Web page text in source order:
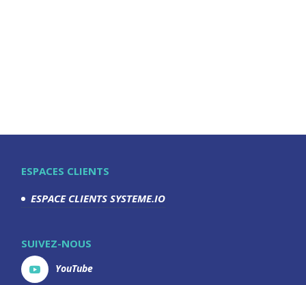
ESPACES CLIENTS
ESPACE CLIENTS SYSTEME.IO
SUIVEZ-NOUS
YouTube